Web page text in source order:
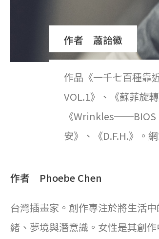
作者 蕭詒徽
作品《一千七百種
VOL.1》、《蘇菲旋
《Wrinkles──BIOS
安》、《D.F.H.》。
作者 Phoebe Chen
台灣插畫家。創作專注於將生活
緒、夢境與潛意識。女性是其創